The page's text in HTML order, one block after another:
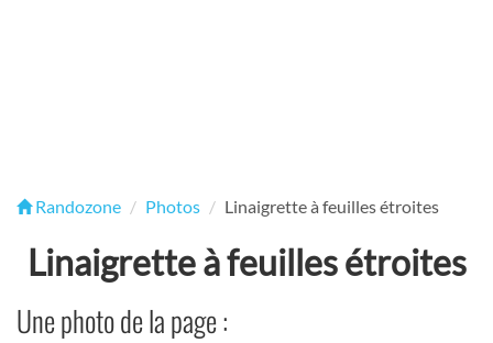
Randozone Photos Linaigrette à feuilles étroites
Linaigrette à feuilles étroites
Une photo de la page :